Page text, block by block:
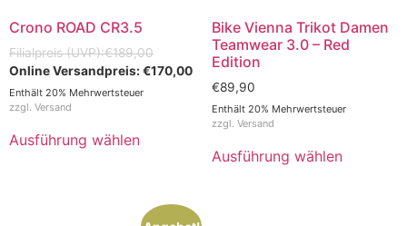
Crono ROAD CR3.5
€189,00
€170,00
Enthält 20% Mehrwertsteuer
zzgl. Versand
Ausführung wählen
Bike Vienna Trikot Damen
Teamwear 3.0 – Red
Edition
€89,90
Enthält 20% Mehrwertsteuer
zzgl. Versand
Ausführung wählen